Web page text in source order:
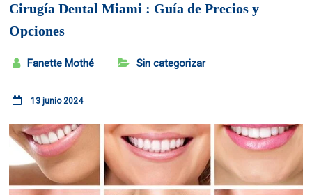
Cirugía Dental Miami : Guía de Precios y
Opciones
Fanette Mothé Sin categorizar
13 junio 2024